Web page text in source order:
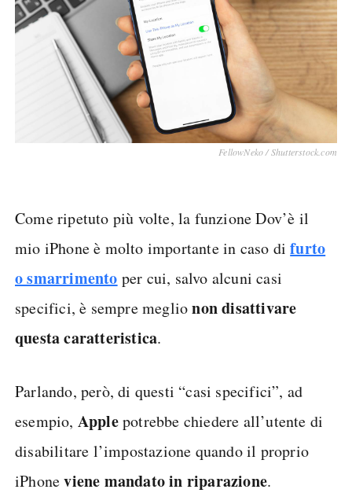
FellowNeko / Shutterstock.com
Come ripetuto più volte, la funzione Dov’è il
mio iPhone è molto importante in caso difurto
o smarrimento per cui, salvo alcuni casi
specifici, è sempre meglionon disattivare
questa caratteristica.
Parlando, però, di questi “casi specifici”, ad
esempio, Applepotrebbe chiedere all’utente di
disabilitare l’impostazione quando il proprio
iPhoneviene mandato in riparazione.